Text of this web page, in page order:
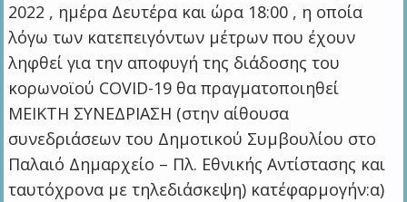
2022 , ημέρα Δευτέρα και ώρα 18:00 , η οποία
λόγω των κατεπειγόντων μέτρων που έχουν
ληφθεί για την αποφυγή της διάδοσης του
κορωνοϊού COVID-19 θα πραγματοποιηθεί
ΜΕΙΚΤΗ ΣΥΝΕΔΡΙΑΣΗ (στην αίθουσα
συνεδριάσεων του Δημοτικού Συμβουλίου στο
Παλαιό Δημαρχείο – Πλ. Εθνικής Αντίστασης και
ταυτόχρονα με τηλεδιάσκεψη) κατ΄εφαρμογήν:α)